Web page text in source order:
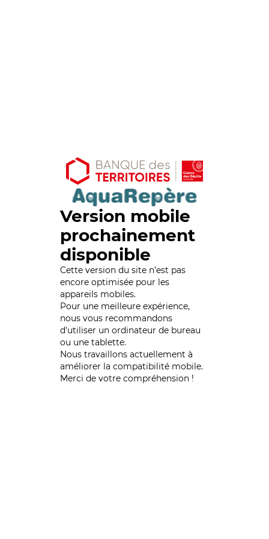
Version mobile
prochainement
disponible
Cette version du site n’est pas
encore optimisée pour les
appareils mobiles.
Pour une meilleure expérience,
nous vous recommandons
d'utiliser un ordinateur de bureau
ou une tablette.
Nous travaillons actuellement à
améliorer la compatibilité mobile.
Merci de votre compréhension !